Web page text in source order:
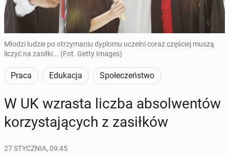
Młodzi ludzie po otrzymaniu dyplomu uczelni coraz częściej muszą
liczyć na zasiłki... (Fot. Getty Images)
Praca Edukacja Społeczeństwo
W UK wzrasta liczba ab­sol­wen­tów
ko­rzy­sta­ją­cych z za­sił­ków
27 STYCZNIA, 09:45